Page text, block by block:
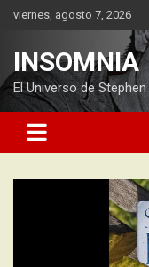
Saltarviernes, agosto 7, 2026
INSOMNIA
El Universo de Stephen